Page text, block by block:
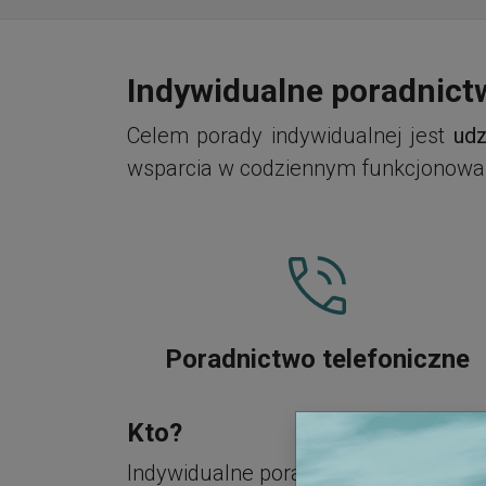
Indywidualne
Celem porady indywidualnej jest
wsparcia w codziennym
Poradnictwo telefoniczne
Kto?
Indywidualne poradnictwo